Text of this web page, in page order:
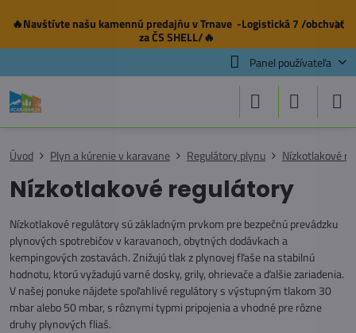
✕
🔥Navštívte našu kamennú predajňuv Trnave -Logistická 7 /obchvat
za ČS SHELL/🔥
Panel používateľa
Úvod Plyn a kúrenie v karavane Regulátory plynu Nízkotlakové
Nízkotlakové regulátory
Nízkotlakové regulátory sú základným prvkom pre bezpečnú prevádzku
plynových spotrebičov v karavanoch, obytných dodávkach a
kempingových zostavách. Znižujú tlak z plynovej fľaše na stabilnú
hodnotu, ktorú vyžadujú varné dosky, grily, ohrievače a ďalšie zariadenia.
V našej ponuke nájdete spoľahlivé regulátory s výstupným tlakom 30
mbar alebo 50 mbar, s rôznymi typmi pripojenia a vhodné pre rôzne
druhy plynových fliaš.